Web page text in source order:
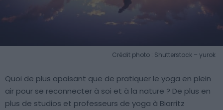
Crédit photo : Shutterstock – yurok
Quoi de plus apaisant que de pratiquer le yoga en plein
air pour se reconnecter à soi et à la nature ? De plus en
plus de studios et professeurs de yoga à Biarritz